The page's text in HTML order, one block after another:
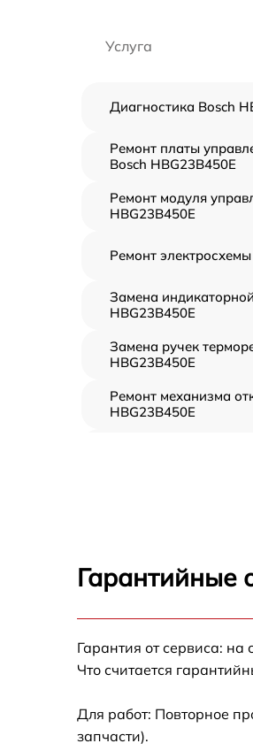
Услуга
Диагностика Bosch
Ремонт платы
Bosch HBG23B450E
Ремонт модуля
HBG23B450E
Ремонт
Замена
HBG23B450E
Замена ручек
HBG23B450E
Ремонт механизма
HBG23B450E
Замена
HBG23B450E
Гарантийные
Гарантия от сервиса:
Что считается
Для работ: Повторное
запчасти).